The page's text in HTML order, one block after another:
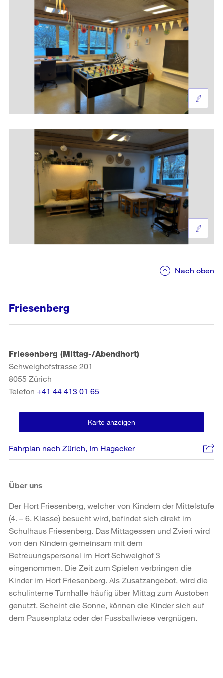
Nach oben
Friesenberg
Friesenberg (Mittag-/Abendhort)
Schweighofstrasse 201
8055 Zürich
Telefon +41 44 413 01 65
Karte anzeigen
Fahrplan nach Zürich, Im Hagacker
Über uns
Der Hort Friesenberg, welcher von Kindern der Mittelstufe
(4. – 6. Klasse) besucht wird, befindet sich direkt im
Schulhaus Friesenberg. Das Mittagessen und Zvieri wird
von den Kindern gemeinsam mit dem
Betreuungspersonal im Hort Schweighof 3
eingenommen. Die Zeit zum Spielen verbringen die
Kinder im Hort Friesenberg. Als Zusatzangebot, wird die
schulinterne Turnhalle häufig über Mittag zum Austoben
genutzt. Scheint die Sonne, können die Kinder sich auf
dem Pausenplatz oder der Fussballwiese vergnügen.